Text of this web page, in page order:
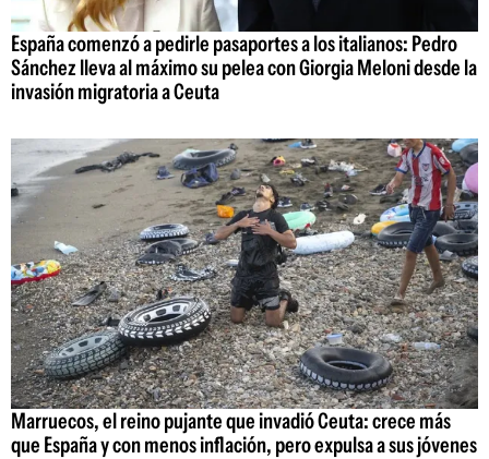
España comenzó a pedirle pasaportes a los italianos: Pedro
Sánchez lleva al máximo su pelea con Giorgia Meloni desde la
invasión migratoria a Ceuta
Marruecos, el reino pujante que invadió Ceuta: crece más
que España y con menos inflación, pero expulsa a sus jóvenes